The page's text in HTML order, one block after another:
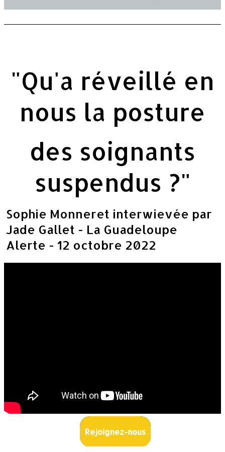
"Qu'a réveillé en
nous la posture
des soignants
suspendus ?"
Sophie Monneret interwievée par
Jade Gallet - La Guadeloupe
Alerte - 12 octobre 2022
Rejoignez-nous